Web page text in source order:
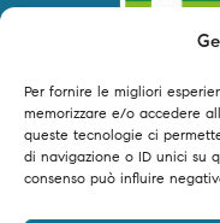
Per fornire le migliori
memorizzare e/o accedere
queste tecnologie ci
di navigazione o ID unici su
consenso può influire